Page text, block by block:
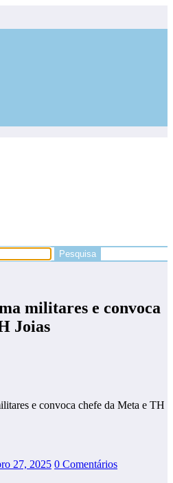
militares e convoca
Joias
e convoca chefe da Meta e TH
27, 2025 0 Comentários